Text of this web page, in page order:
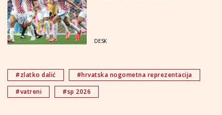
DESK
#zlatko dalić
#hrvatska nogometna reprezentacija
#vatreni
#sp 2026